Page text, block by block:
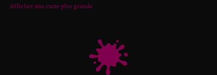
Afficher une carte plus grande